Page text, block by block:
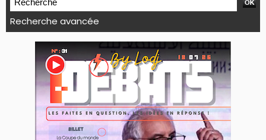
Recherche avancée